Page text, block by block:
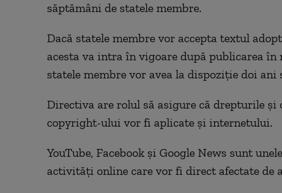
săptămâni de statele membre.
Dacă statele membre vor accepta textul
acesta va intra în vigoare după publicarea
statele membre vor avea la dispoziţie doi ani
Directiva are rolul să asigure că drepturile şi
copyright-ului vor fi aplicate şi internetului.
YouTube, Facebook şi Google News sunt
activităţi online care vor fi direct afectate de